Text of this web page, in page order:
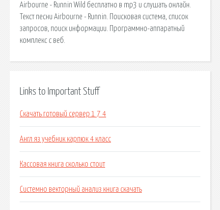
Airbourne - Runnin Wild бесплатно в mp3 и слушать онлайн.
Текст песни Airbourne - Runnin. Поисковая сиcтема, список
запросов, поиск информации. Программно-аппаратный
комплекс с веб.
Links to Important Stuff
Скачать готовый сервер 1 7 4
Англ яз учебник карпюк 4 класс
Кассовая книга сколько стоит
Системно векторный анализ книга скачать